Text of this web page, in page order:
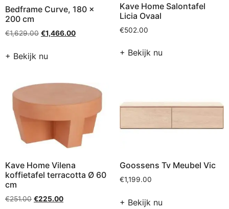
Bedframe Curve, 180 x
200 cm
€1,629.00 €1,466.00
+ Bekijk nu
Kave Home Salontafel
Licia Ovaal
€502.00
+ Bekijk nu
Kave Home Vilena
koffietafel terracotta Ø 60
cm
€251.00 €225.00
Goossens Tv Meubel Vic
€1,199.00
+ Bekijk nu